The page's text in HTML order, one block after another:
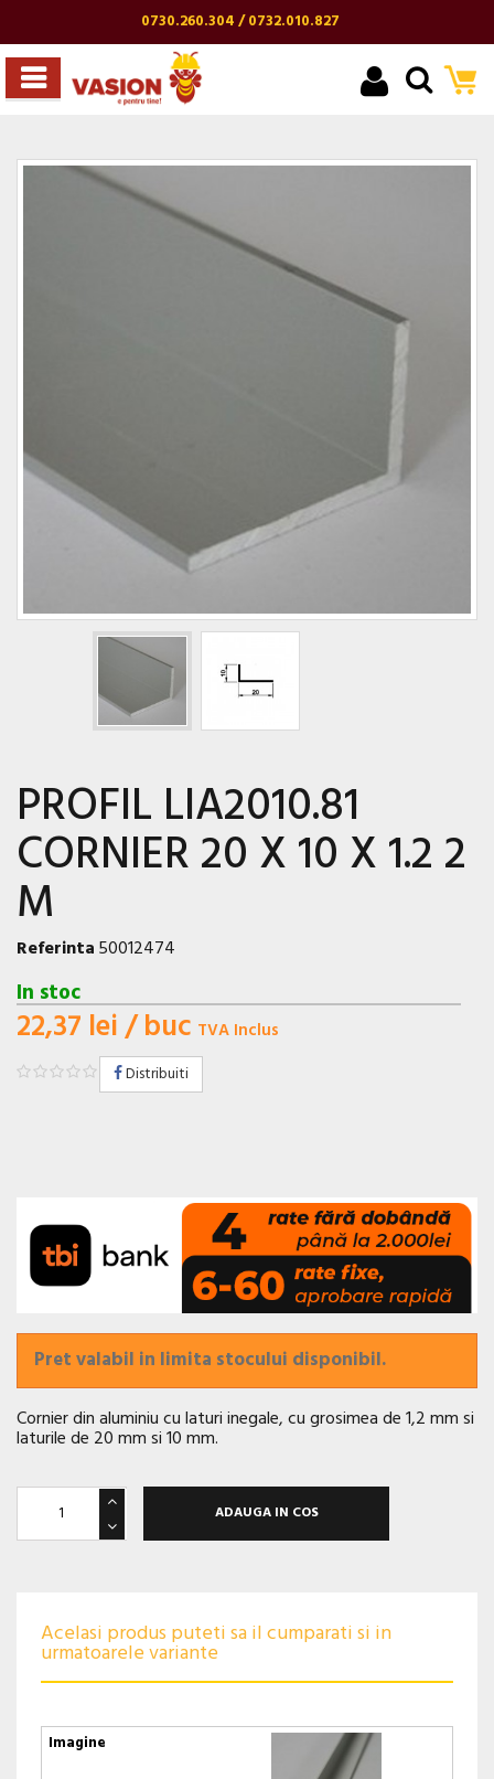
0730.260.304 / 0732.010.827
PROFIL LIA2010.81
CORNIER 20 X 10 X 1.2 2
M
Referinta50012474
In stoc
22,37 lei/ buc TVA Inclus
Distribuiti
Pret valabil in limita stocului disponibil.
Cornier din aluminiu cu laturi inegale, cu grosimea de 1,2 mm si
laturile de 20 mm si 10 mm.
ADAUGA IN COS
Acelasi produs puteti sa il cumparati si in
urmatoarele variante